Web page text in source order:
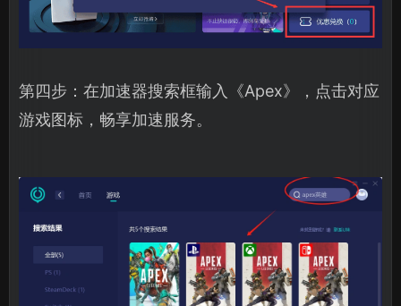
第四步：在加速器搜索框输入《Apex》，点击对应
游戏图标，畅享加速服务。